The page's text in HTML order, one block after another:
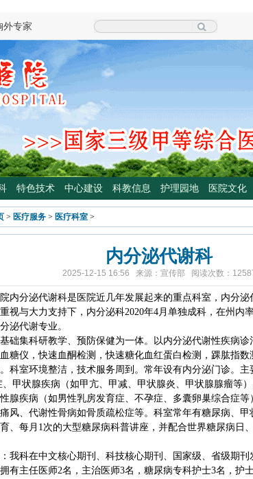
外专家
授来院坐诊
卫生下乡及科普
开展“全国爱耳
外科魏强教授
黄人”，母子不
5月7日约定您
特色技术 中心建设 科教信息 护理园地 医院文化
> 医疗服务 > 医疗科室 >
内分泌代谢科
2025-12-15 16:56 来源：宣传部 阅读次数：
分泌代谢科是医院近几年发展起来的重点科室，内分泌
视与大力支持下，内分泌科2020年4月单独成科，在州内
泌代谢专业。
集科研教学、预防保健为一体。以内分泌代谢性疾病诊
糖仪，快速血酮检测，快速糖化血红蛋白检测，踝肱指
科室环境整洁，技术服务周到。常年设有内分泌门诊。
甲状腺疾病（如甲亢、甲减、甲状腺炎、甲状腺腺瘤等
腺疾病（如男性乳房发育症、不孕症、多囊卵巢综合症
风、代谢性骨病如骨质疏松症等。科室常年有糖尿病、
、每月1次的大型糖尿病科普讲座，并配合世界糖尿病日
科在中文核心期刊、科技核心期刊、国家级、省级期刊
主任医师2名，主治医师3名，糖尿病专科护士3名，护